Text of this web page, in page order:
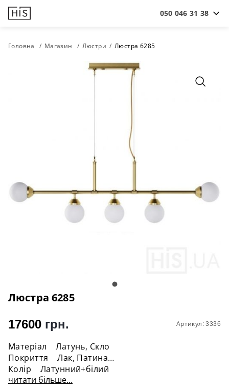
050 046 31 38
Головна Магазин Люстри Люстра 6285
Люстра 6285
Артикул: 3336
17600 грн.
Матеріал Латунь, Скло
Покриття Лак, Патина
Колір Латунний+білий
Висота 80 см
читати більше...